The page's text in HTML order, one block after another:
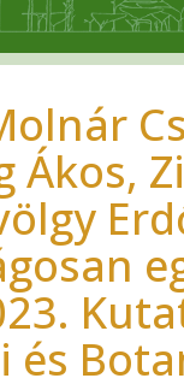
Ákos,
és